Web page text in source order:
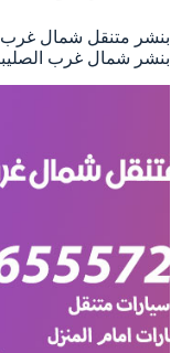
بنشر شمال غرب